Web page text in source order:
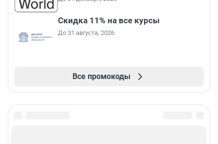
Скидка 11% на все курсы
До 31 августа, 2026
Все промокоды